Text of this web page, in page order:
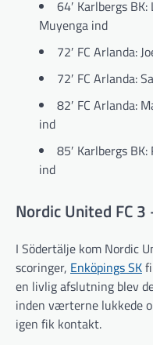
64′ Karlbergs
Muyenga ind
72′ FC Arlanda:
72′ FC Arlanda:
82′ FC Arlanda:
ind
85′ Karlbergs
ind
Nordic United FC
I Södertälje kom Nordic
scoringer, Enköpings SK
en livlig afslutning blev
inden værterne lukkede
igen fik kontakt.